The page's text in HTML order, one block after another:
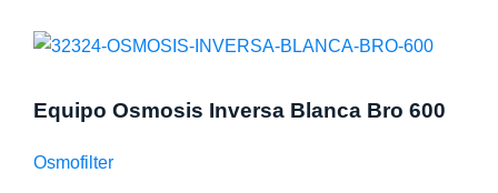
Equipo Osmosis Inversa Blanca Bro 600
Osmofilter